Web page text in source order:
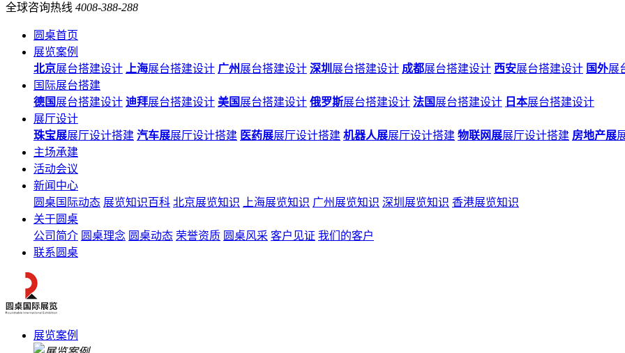
全球咨询热线 4008-388-288
圆桌首页
展览案例
北京展台搭建设计 上海展台搭建设计 广州展台搭建设计 深圳 展台搭建设计 成都展台搭建设计 西安展台搭建设计 国外展
国际展台搭建
德国 展台搭建设计 迪拜展台搭建设计 美国 展台搭建设计 俄罗斯展台搭建设计 法国 展台搭建设计 日本展台搭建设计
展厅设计
珠宝展展厅设计搭建 汽车展展厅设计搭建 医药展展厅设计搭建 机器人展展厅设计搭建 物联网展展厅设计搭建 房地产展
主场承建
活动会议
新闻中心
圆桌国际动态 展览知识百科 北京展览知识 上海展览知识 广州展览知识 深圳展览知识 香港展览知识
关于圆桌
公司简介 圆桌理念 圆桌动态 荣誉资质 圆桌风采 客户见证 我们的客户
联系圆桌
展览案例